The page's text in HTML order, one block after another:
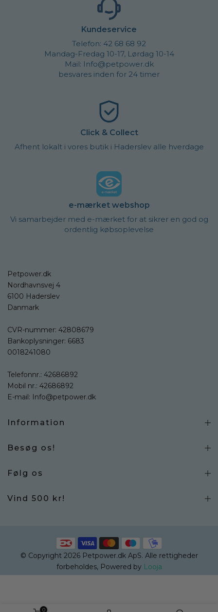
Kundeservice
Telefon: 42 68 68 92
Mandag-Fredag 10-17, Lørdag 10-14
Mail: Info@petpower.dk
besvares inden for 24 timer
Click & Collect
Afhent lokalt i vores butik i Haderslev alle hverdage
e-mærket webshop
Vi samarbejder med e-mærket for at sikrer en god og
ordentlig købsoplevelse
Petpower.dk
Nordhavnsvej 4
6100 Haderslev
Danmark
CVR-nummer: 42808679
Bankoplysninger: 6683
0018241080
Telefonnr.: 42686892
Mobil nr.: 42686892
E-mail: Info@petpower.dk
Information
Besøg os!
Følg os
Vind 500 kr!
© Copyright 2026 Petpower.dk ApS. Alle rettigheder
forbeholdes, Powered by Looja
0